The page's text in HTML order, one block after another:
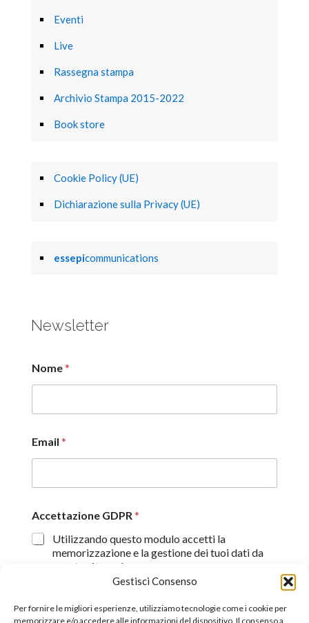
Gestisci Consenso
Per fornire le migliori esperienze, utilizziamo tecnologie come i cookie per
memorizzare e/o accedere alle informazioni del dispositivo. Il consenso a
Eventi
Live
Rassegna stampa
Archivio Stampa 2015-2022
Book store
Cookie Policy (UE)
Dichiarazione sulla Privacy (UE)
essepicommunications
Newsletter
Nome*
Email *
Accettazione GDPR *
Utilizzando questo modulo accetti la
memorizzazione e la gestione dei tuoi dati da
questo sito web.
Proseguendo, dichiaro di aver preso visione